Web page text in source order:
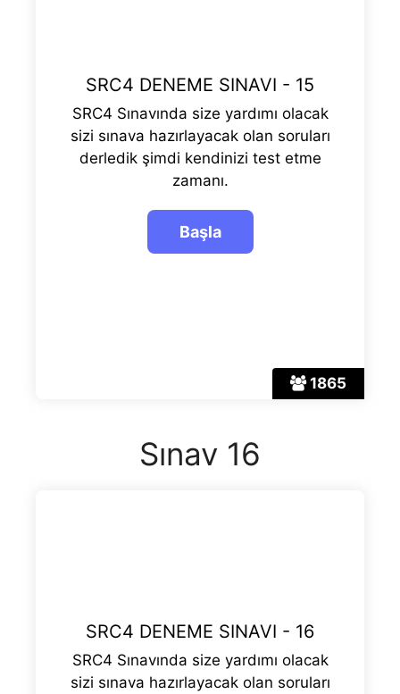
1865
SRC4 DENEME SINAVI - 15
SRC4 Sınavında size yardımı olacak
sizi sınava hazırlayacak olan soruları
derledik şimdi kendinizi test etme
zamanı.
Sınav 16
SRC4 DENEME SINAVI - 16
SRC4 Sınavında size yardımı olacak
sizi sınava hazırlayacak olan soruları